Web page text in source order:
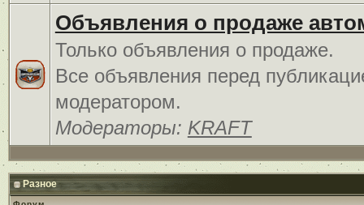
Объявления о продаже
Только объявления о продаже.
Все объявления перед
модератором.
Модераторы: KRAFT
Разное